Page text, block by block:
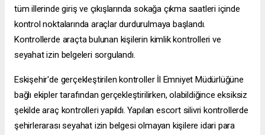
tüm illerinde giriş ve çıkışlarında sokağa çıkma saatleri içinde
kontrol noktalarında araçlar durdurulmaya başlandı.
Kontrollerde araçta bulunan kişilerin kimlik kontrolleri ve
seyahat izin belgeleri sorgulandı.
Eskişehir'de gerçekleştirilen kontroller İl Emniyet Müdürlüğüne
bağlı ekipler tarafından gerçekleştirilirken, olabildiğince eksiksiz
şekilde araç kontrolleri yapıldı. Yapılan escort silivri kontrollerde
şehirlerarası seyahat izin belgesi olmayan kişilere idari para